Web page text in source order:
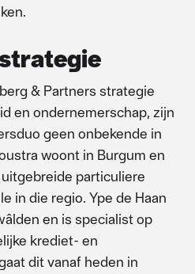
& Partners strategie
en ondernemerschap, zijn
geen onbekende in
woont in Burgum en
particuliere
in die regio. Ype de Haan
en is specialist op
krediet- en
dit vanaf heden in